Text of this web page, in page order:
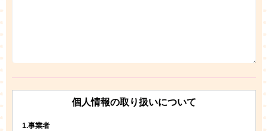
個人情報の取り扱いについて
1.事業者